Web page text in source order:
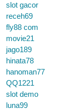
slot gacor
receh69
fly88 com
movie21
jago189
hinata78
hanoman77
QQ1221
slot demo
luna99